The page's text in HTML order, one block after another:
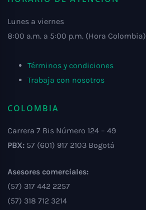
Lunes a viernes
8:00 a.m. a 5:00 p.m. (Hora Colombia)
Términos y condiciones
Trabaja con nosotros
COLOMBIA
Carrera 7 Bis Número 124 – 49
PBX: 57 (601) 917 2103 Bogotá
Asesores comerciales:
(57) 317 442 2257
(57) 318 712 3214